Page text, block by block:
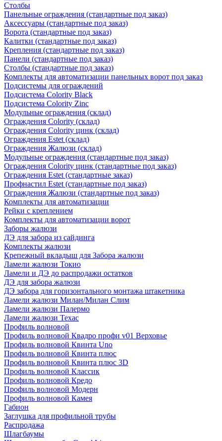
Столбы
Панельные ограждения (стандартные под заказ)
Аксессуары (стандартные под заказ)
Ворота (стандартные под заказ)
Калитки (стандартные под заказ)
Крепления (стандартные под заказ)
Панели (стандартные под заказ)
Столбы (стандартные под заказ)
Комплекты для автоматизации панельных ворот под заказ
Подсистемы для ограждений
Подсистема Colority Black
Подсистема Colority Zinc
Модульные ограждения (склад)
Ограждения Colority (склад)
Ограждения Colority цинк (склад)
Ограждения Estet (склад)
Ограждения Жалюзи (склад)
Модульные ограждения (стандартные под заказ)
Ограждения Colority цинк (стандартные под заказ)
Ограждения Estet (стандартные заказ)
Профнастил Estet (стандартные под заказ)
Ограждения Жалюзи (стандартные под заказ)
Комплекты для автоматизации
Рейки с креплением
Комплекты для автоматизации ворот
Заборы жалюзи
ДЭ для забора из сайдинга
Комплекты жалюзи
Крепежный вкладыш для Забора жалюзи
Ламели жалюзи Токио
Ламели и ДЭ до распродажи остатков
ДЭ для забора жалюзи
ДЭ забора для горизонтального монтажа штакетника
Ламели жалюзи Милан/Милан Слим
Ламели жалюзи Палермо
Ламели жалюзи Техас
Профиль волновой
Профиль волновой Квадро профи v01 Верховье
Профиль волновой Квинта Uno
Профиль волновой Квинта плюс
Профиль волновой Квинта плюс 3D
Профиль волновой Классик
Профиль волновой Кредо
Профиль волновой Модерн
Профиль волновой Камея
Габион
Заглушка для профильной трубы
Распродажа
Шлагбаумы